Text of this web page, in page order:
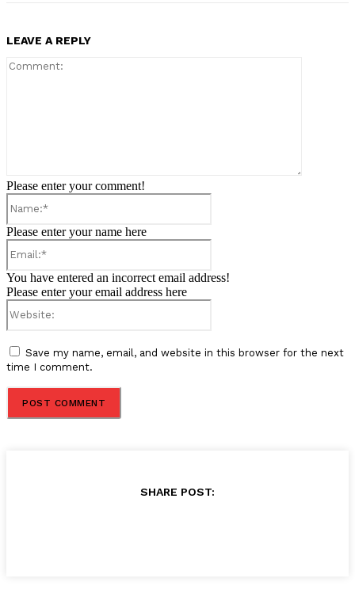
LEAVE A REPLY
Please enter your comment!
Please enter your name here
You have entered an incorrect email address!
Please enter your email address here
Save my name, email, and website in this browser for the next
time I comment.
SHARE POST: